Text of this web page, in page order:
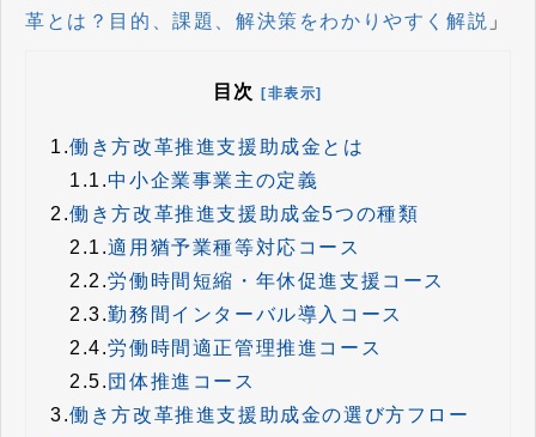
革とは？目的、課題、解決策をわかりやすく解説 」
目次 [非表示]
1.働き方改革推進支援助成金とは
1.1.中小企業事業主の定義
2.働き方改革推進支援助成金5つの種類
2.1.適用猶予業種等対応コース
2.2.労働時間短縮・年休促進支援コース
2.3.勤務間インターバル導入コース
2.4.労働時間適正管理推進コース
2.5. 団体推進コース
3.働き方改革推進支援助成金の選び方フロー